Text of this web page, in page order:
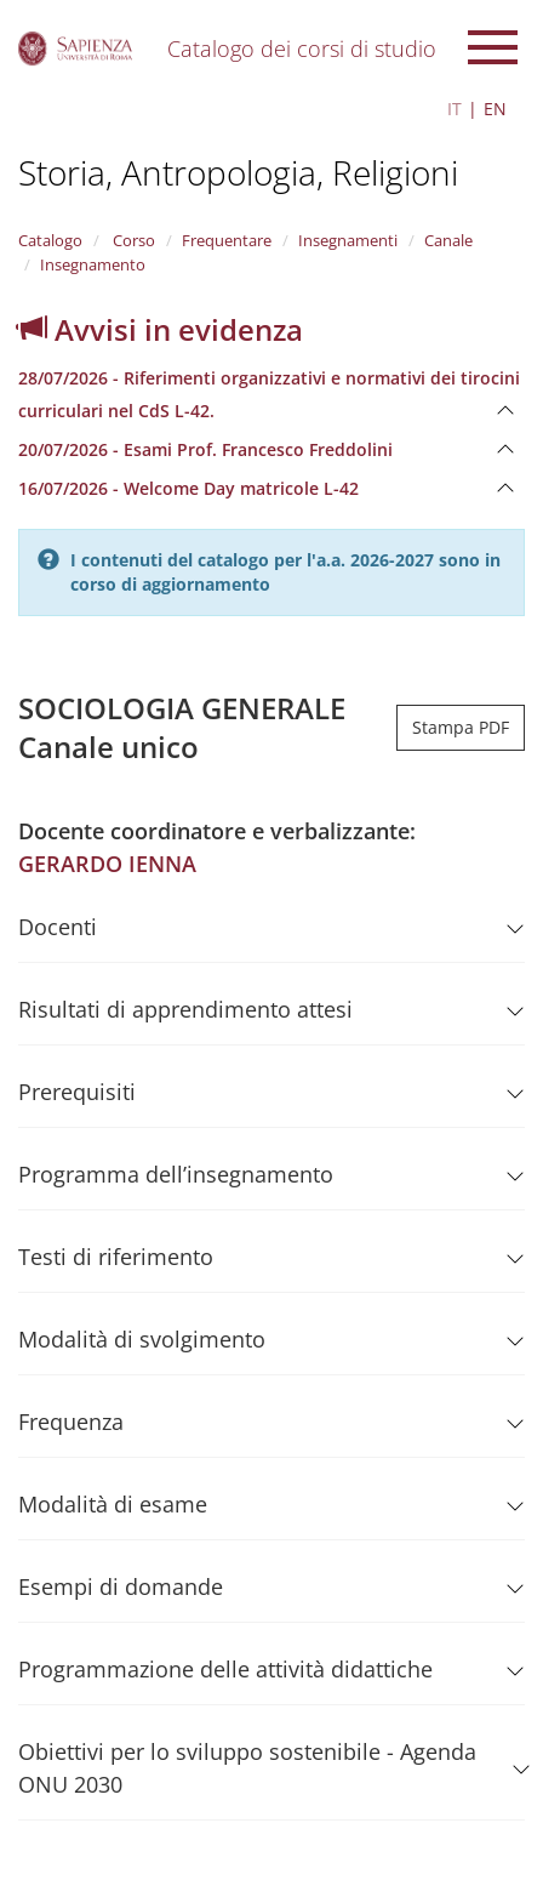
Catalogo dei corsi di studio
IT EN
Storia, Antropologia, Religioni
Catalogo Corso Frequentare Insegnamenti
Canale
Insegnamento
Avvisi in evidenza
28/07/2026 - Riferimenti organizzativi e normativi dei tirocini
curriculari nel CdS L-42.
20/07/2026 - Esami Prof. Francesco Freddolini
16/07/2026 - Welcome Day matricole L-42
I contenuti del catalogo per l'a.a. 2026-2027 sono in
corso di aggiornamento
SOCIOLOGIA GENERALE
Canale unico
Stampa PDF
Docente coordinatore e verbalizzante:
GERARDO IENNA
Docenti
Risultati di apprendimento attesi
Prerequisiti
Programma dell’insegnamento
Testi di riferimento
Modalità di svolgimento
Frequenza
Modalità di esame
Esempi di domande
Programmazione delle attività didattiche
Obiettivi per lo sviluppo sostenibile - Agenda
ONU 2030